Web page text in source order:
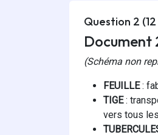
Question 2
Document
(Schéma non
FEUILLE:
TIGE:
vers tous